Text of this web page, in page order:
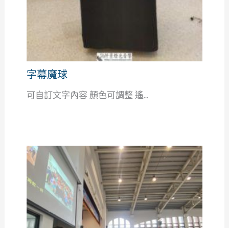
字幕魔球
可自訂文字內容 顏色可調整 遙...